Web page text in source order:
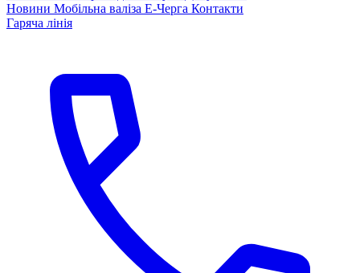
Новини Мобільна валіза Е-Черга Контакти
Гаряча лінія